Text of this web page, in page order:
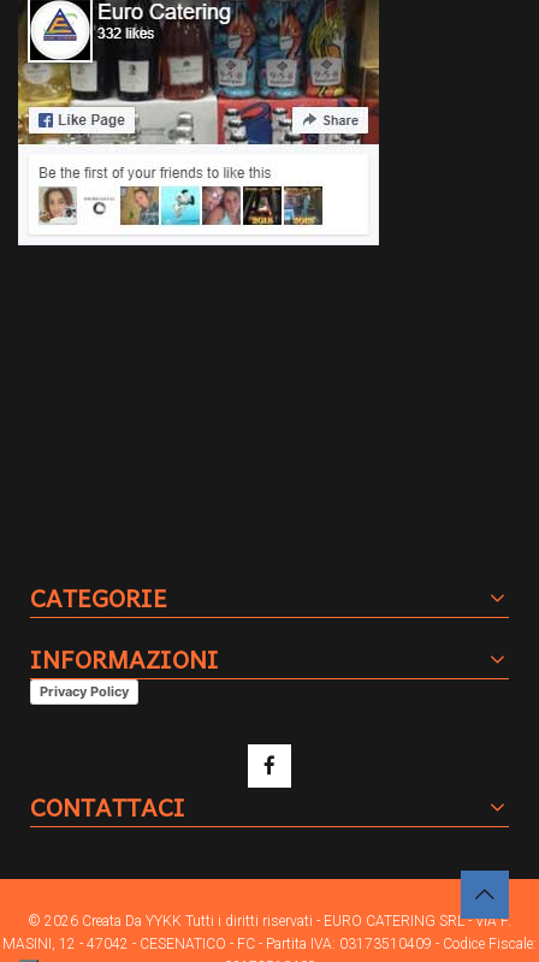
CATEGORIE
INFORMAZIONI
Privacy Policy
CONTATTACI
© 2026 Creata Da YYKK Tutti i diritti riservati - EURO CATERING SRL - VIA F.
MASINI, 12 - 47042 - CESENATICO - FC - Partita IVA: 03173510409 - Codice Fiscale: